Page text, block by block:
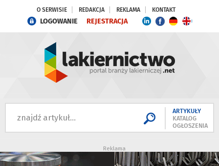
O SERWISIE REDAKCJA REKLAMA KONTAKT
LOGOWANIE REJESTRACJA
ARTYKUŁY
KATALOG
OGŁOSZENIA
Reklama